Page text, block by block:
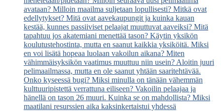
avataan? Milloin maailma suljetaan lopullisesti? Mitkä ovat
edellytykset? Mitä ovat aavekaupungit ja kuinka kauan
kestää, kunnes passiiviset pelaajat muuttuvat aaveiksi? Mitä
tapahtuu jos akatemiani menettää tason? Käytin yksikön
koulutustehostinta, mutta en saanut kaikkia yksiköitä. Miksi
en voi lisätä hopeaa luolaan vakoilun aikana? Miten
vähimmäisyksikön vaatimus muuttuu niin usein? Aloitin juuri
pelimaailmassa, mutta en ole saanut yhtään saaritehtävää.
Onko kyseessä bugi? Miksi minulla on tänään vähemmän
kulttuuripistettä verrattuna eiliseen? Vakoilin pelaajaa ja
hänellä on tason 26 muuri. Kuinka se on mahdollista? Miksi
maatilani resurssien aika kaksinkertaistui yhdessä